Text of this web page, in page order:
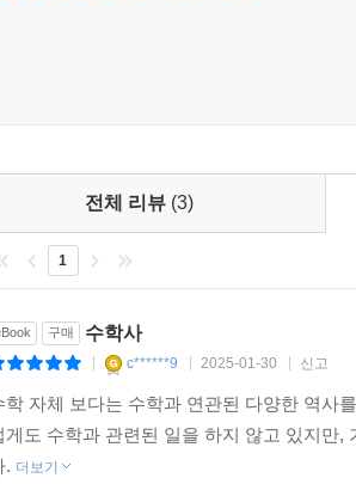
과정에서 배우는 개념들을 완벽하게 이
으며 교과서에서 배울 내용을 재미있게 먼
전체 리뷰 (3)
1
구매 수학사
c******9 2025-01-30 신고
학 자체 보다는 수학과 연관된 다양한 역사
게도 수학과 관련된 일을 하지 않고 있지만
. 더보기